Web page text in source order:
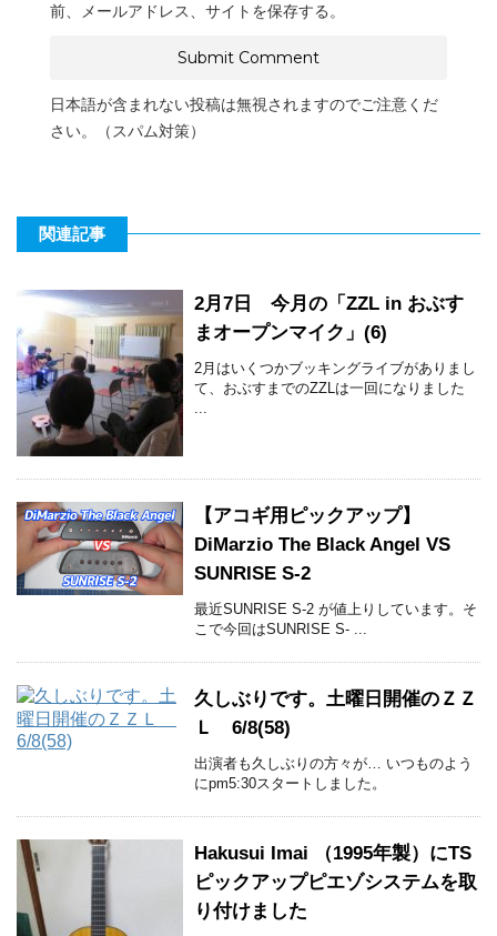
前、メールアドレス、サイトを保存する。
日本語が含まれない投稿は無視されますのでご注意くだ
さい。（スパム対策）
関連記事
2月7日 今月の「ZZL in おぶす
まオープンマイク」(6)
2月はいくつかブッキングライブがありまし
て、おぶすまでのZZLは一回になりました
【アコギ用ピックアップ】
DiMarzio The Black Angel VS
SUNRISE S-2
最近SUNRISE S-2 が値上りしています。そ
こで今回はSUNRISE S- ...
久しぶりです。土曜日開催のＺＺ
Ｌ 6/8(58)
出演者も久しぶりの方々が… いつものよう
にpm5:30スタートしました。
Hakusui Imai （1995年製）にTS
ピックアップピエゾシステムを取
り付けました